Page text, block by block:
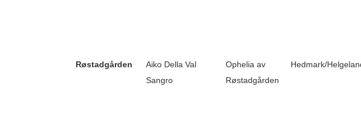
Røstadgården
Aiko Della Val
Sangro
Ophelia av
Røstadgården
Hedmark/